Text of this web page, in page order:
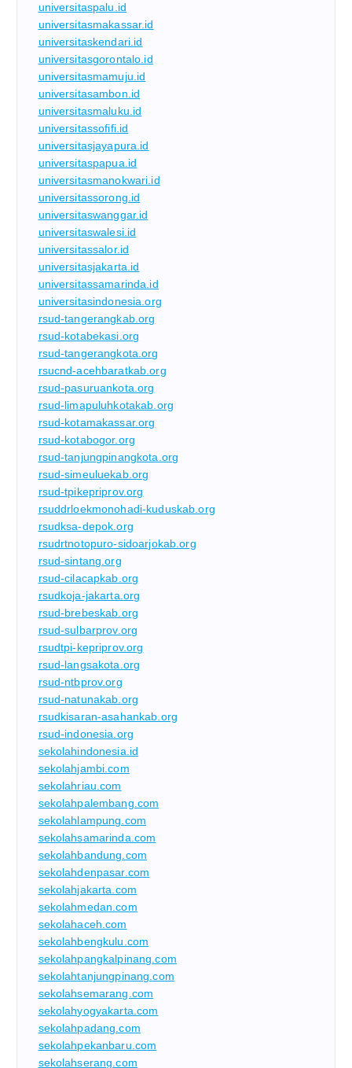
universitaspalu.id
universitasmakassar.id
universitaskendari.id
universitasgorontalo.id
universitasmamuju.id
universitasambon.id
universitasmaluku.id
universitassofifi.id
universitasjayapura.id
universitaspapua.id
universitasmanokwari.id
universitassorong.id
universitaswanggar.id
universitaswalesi.id
universitassalor.id
universitasjakarta.id
universitassamarinda.id
universitasindonesia.org
rsud-tangerangkab.org
rsud-kotabekasi.org
rsud-tangerangkota.org
rsucnd-acehbaratkab.org
rsud-pasuruankota.org
rsud-limapuluhkotakab.org
rsud-kotamakassar.org
rsud-kotabogor.org
rsud-tanjungpinangkota.org
rsud-simeuluekab.org
rsud-tpikepriprov.org
rsuddrloekmonohadi-kuduskab.org
rsudksa-depok.org
rsudrtnotopuro-sidoarjokab.org
rsud-sintang.org
rsud-cilacapkab.org
rsudkoja-jakarta.org
rsud-brebeskab.org
rsud-sulbarprov.org
rsudtpi-kepriprov.org
rsud-langsakota.org
rsud-ntbprov.org
rsud-natunakab.org
rsudkisaran-asahankab.org
rsud-indonesia.org
sekolahindonesia.id
sekolahjambi.com
sekolahriau.com
sekolahpalembang.com
sekolahlampung.com
sekolahsamarinda.com
sekolahbandung.com
sekolahdenpasar.com
sekolahjakarta.com
sekolahmedan.com
sekolahaceh.com
sekolahbengkulu.com
sekolahpangkalpinang.com
sekolahtanjungpinang.com
sekolahsemarang.com
sekolahyogyakarta.com
sekolahpadang.com
sekolahpekanbaru.com
sekolahserang.com